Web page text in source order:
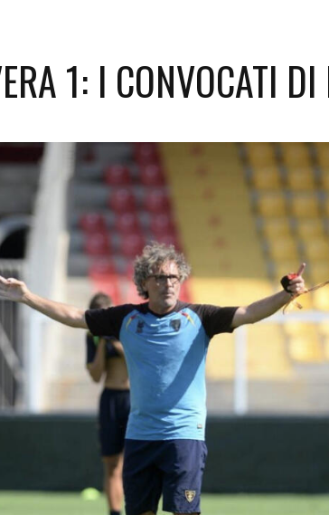
1: I CONVOCATI